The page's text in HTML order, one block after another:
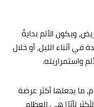
ويكون الألم بدايةً
أثناء الليل، أو خلال
واستمراريته.
ما يجعلها أكثر عرضة